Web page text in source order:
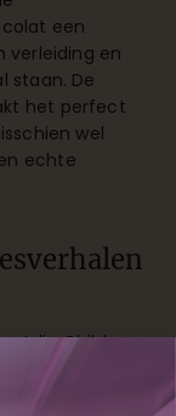
een
verleiding en
staan. De
het perfect
wel
echte
Julia Child en
voor koken
toont hoe